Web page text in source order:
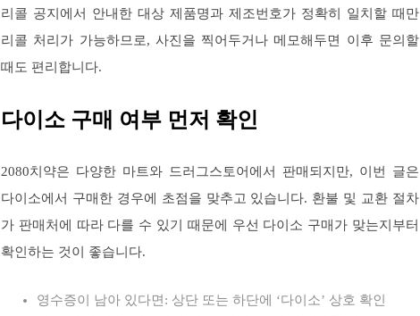
리콜 공지에서 안내한 대상 제품명과 제조번호가 정확히 일치할 때만
리콜 처리가 가능하므로, 사진을 찍어두거나 메모해두면 이후 문의할
때도 편리합니다.
다이소 구매 여부 먼저 확인
2080치약은 다양한 마트와 드러그스토어에서 판매되지만, 이번 글은
다이소에서 구매한 경우에 초점을 맞추고 있습니다. 환불 및 교환 절차
가 판매처에 따라 다를 수 있기 때문에 우선 다이소 구매가 맞는지부터
확인하는 것이 좋습니다.
영수증이 남아 있다면: 상단 또는 하단에 ‘다이소’ 상호 확인